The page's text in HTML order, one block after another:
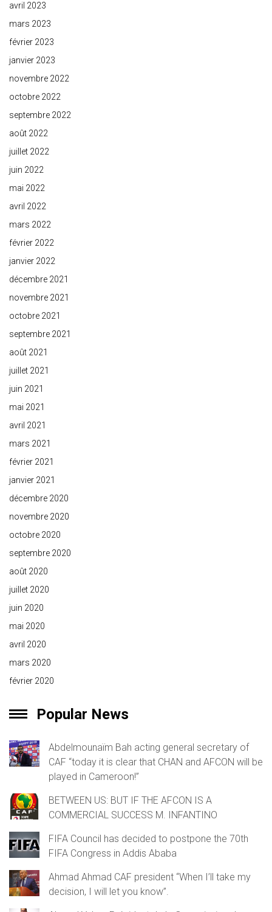
avril 2023
mars 2023
février 2023
janvier 2023
novembre 2022
octobre 2022
septembre 2022
août 2022
juillet 2022
juin 2022
mai 2022
avril 2022
mars 2022
février 2022
janvier 2022
décembre 2021
novembre 2021
octobre 2021
septembre 2021
août 2021
juillet 2021
juin 2021
mai 2021
avril 2021
mars 2021
février 2021
janvier 2021
décembre 2020
novembre 2020
octobre 2020
septembre 2020
août 2020
juillet 2020
juin 2020
mai 2020
avril 2020
mars 2020
février 2020
Popular News
Abdelmounaïm Bah acting general secretary of
CAF “today it is clear that CHAN and AFCON will be
played in Cameroon!”
BETWEEN US: BUT IF THE AFCON IS A
COMMERCIAL SUCCESS M. INFANTINO
FIFA Council has decided to postpone the 70th
FIFA Congress in Addis Ababa
Ahmad Ahmad CAF president “When I’ll take my
decision, I will let you know”.